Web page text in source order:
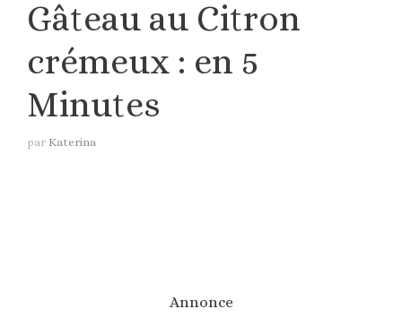
Gâteau au Citron
crémeux : en 5
Minutes
par Katerina
Annonce